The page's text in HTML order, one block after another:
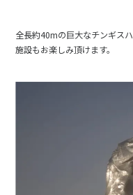
全長約40mの巨大なチンギス
施設もお楽しみ頂けます。